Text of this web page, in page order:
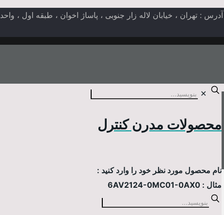
تهران ، خیابان لاله زار جنوبی ، پاساژ اخوان ، طبقه اول ، واحد ۳۳ .
✕
محصولات مدرن کنترل
نام محصول مورد نظر خود را وارد کنید :
مثال : 6AV2124-0MC01-0AX0